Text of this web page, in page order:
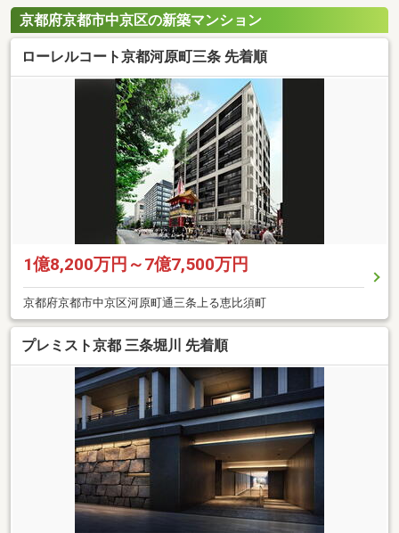
京都府京都市中京区の新築マンション
ローレルコート京都河原町三条 先着順
1億8,200万円～7億7,500万円
京都府京都市中京区河原町通三条上る恵比須町
プレミスト京都 三条堀川 先着順